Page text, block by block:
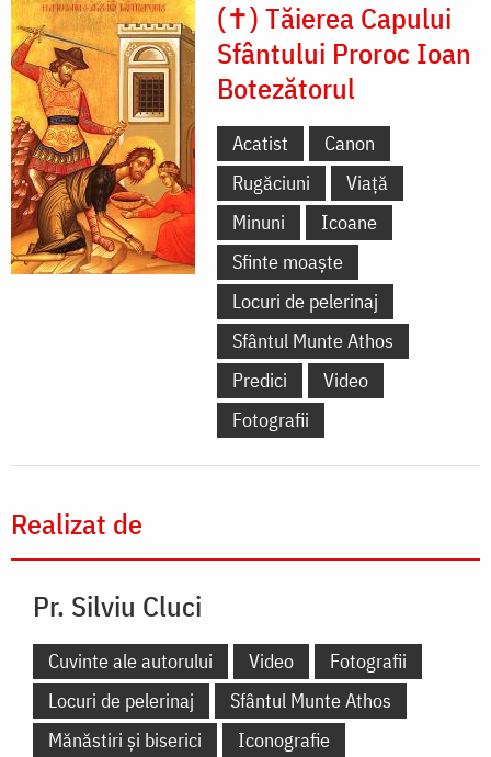
(✝) Tăierea Capului
Sfântului Proroc Ioan
Botezătorul
Acatist
Canon
Rugăciuni
Viață
Minuni
Icoane
Sfinte moaște
Locuri de pelerinaj
Sfântul Munte Athos
Predici
Video
Fotografii
Realizat de
Pr. Silviu Cluci
Cuvinte ale autorului Video
Fotografii
Locuri de pelerinaj
Sfântul Munte Athos
Mănăstiri și biserici
Iconografie